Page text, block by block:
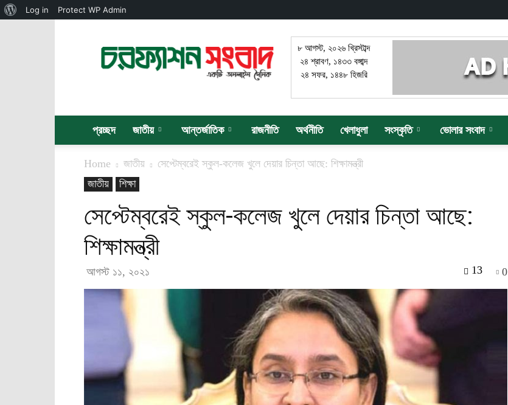
সংবাদ
৮ আগস্ট, ২০২৬ খ্রিস্টাব্দ
২৪ শ্রাবণ, ১৪৩৩ বঙ্গাব্দ
২৪ সফর, ১৪৪৮ হিজরি
প্রচ্ছদ জাতীয় আন্তর্জাতিক রাজনীতি অর্থনীতি খেলাধুলা সংস্কৃতি ভোলার সংবাদ
Home জাতীয়
সেপ্টেম্বরেই স্কুল-কলেজ খুলে দেয়ার চিন্তা আছে: শিক্ষামন্ত্রী
জাতীয়
শিক্ষা
সেপ্টেম্বরেই স্কুল-কলেজ খুলে দেয়ার চিন্তা আছে:
শিক্ষামন্ত্রী
আগস্ট ১১, ২০২১ 0
13
About
Log in Protect WP Admin